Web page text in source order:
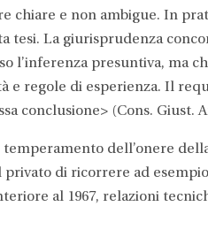
chiare e non ambigue. In
tesi. La giurisprudenza
l’inferenza presuntiva, ma
e regole di esperienza. Il
conclusione> (Cons. Giust.
dell’onere
privato di ricorrere ad
al 1967, relazioni